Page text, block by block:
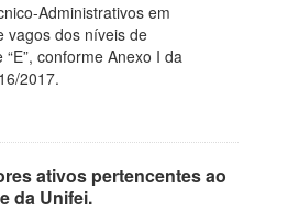
Administrativos em
vagos dos níveis de
“E”, conforme Anexo I da
2017.
ativos pertencentes ao
da Unifei.